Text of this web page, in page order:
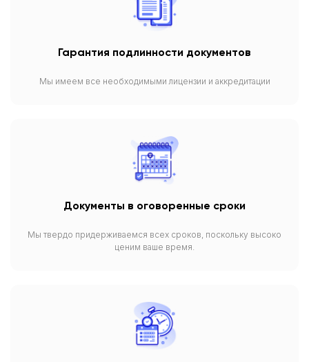
Гарантия подлинности документов
Мы имеем все необходимыми лицензии и аккредитации
Документы в оговоренные сроки
Мы твердо придерживаемся всех сроков, поскольку высоко
ценим ваше время.